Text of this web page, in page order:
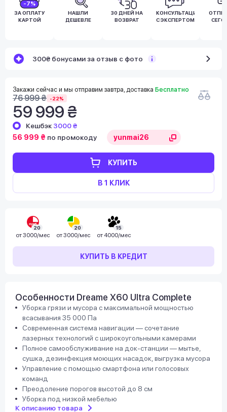
-7%
ЗА ОПЛАТУ
КАРТОЙ
НАШЛИ
ДЕШЕВЛЕ
30 ДНЕЙ НА
ВОЗВРАТ
КОНСУЛЬТАЦИЯ
С ЭКСПЕРТОМ
300₴ бонусами за отзыв с фото
Закажи сейчас и мы отправим завтра, доставка Бесплатно
76 999 ₴ -22%
59 999 ₴
КУПИТЬ
В 1 КЛИК
Кешбэк 3000 ₴
56 999 ₴ по промокоду
20
от3000/мес
20
от3000/мес
15
от 4000/мес
КУПИТЬ В КРЕДИТ
Особенности Dreame X60 Ultra Complete
Уборка грязи и мусора с максимальной мощностью
всасывания 35 000 Па
Современная система навигации — сочетание
лазерных технологий с широкоугольными камерами
Полное самообслуживание на док-станции — мытье,
сушка, дезинфекция моющих насадок, выгрузка мусора
Управление с помощью смартфона или голосовых
команд
Преодоление порогов высотой до 8 см
Уборка под низкой мебелью
К описанию товара